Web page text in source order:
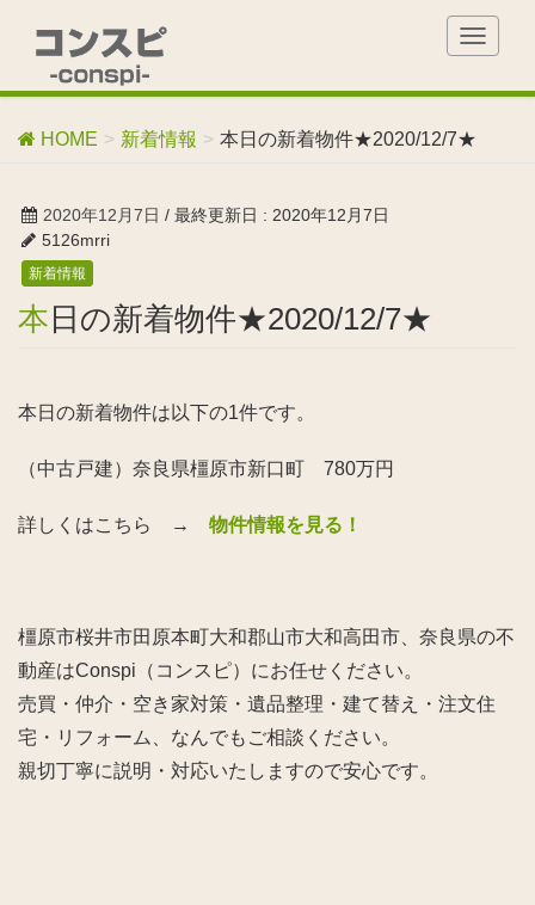
T
g
l
HOME 新着情報 本日の新着物件★2020/12/7★
2020年12月7日 / 最終更新日 : 2020年12月7日
5126mrri
新着情報
本日の新着物件★2020/12/7★
本日の新着物件は以下の1件です。
（中古戸建）奈良県橿原市新口町 780万円
詳しくはこちら → 物件情報を見る！
橿原市桜井市田原本町大和郡山市大和高田市、奈良県の不
動産はConspi（コンスピ）にお任せください。
売買・仲介・空き家対策・遺品整理・建て替え・注文住
宅・リフォーム、なんでもご相談ください。
親切丁寧に説明・対応いたしますので安心です。